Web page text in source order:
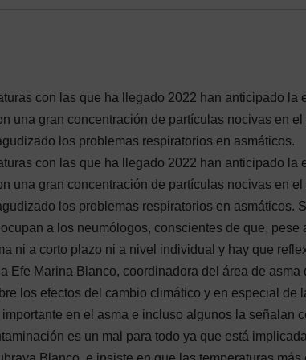
con las que ha llegado 2022 han anticipado la
una gran concentración de partículas nocivas en
los problemas respiratorios en asmáticos.
con las que ha llegado 2022 han anticipado la
una gran concentración de partículas nocivas en
los problemas respiratorios en asmáticos.
a los neumólogos, conscientes de que,
ni a corto plazo ni a nivel individual y hay que
Efe Marina Blanco, coordinadora del área de
los efectos del cambio climático y en especial de
en el asma e incluso algunos la señalan
es un mal para todo ya que está